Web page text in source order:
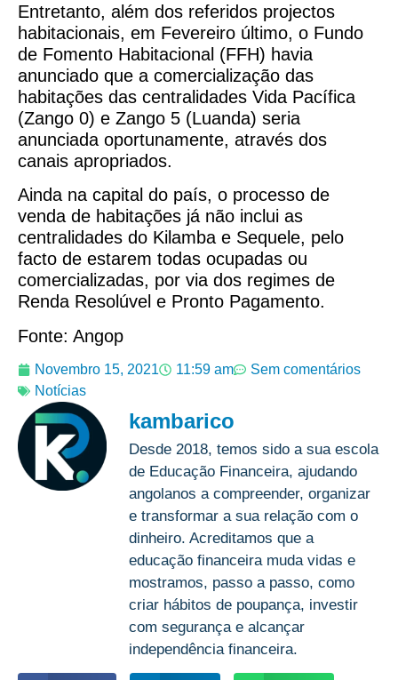
Entretanto, além dos referidos projectos
habitacionais, em Fevereiro último, o Fundo
de Fomento Habitacional (FFH) havia
anunciado que a comercialização das
habitações das centralidades Vida Pacífica
(Zango 0) e Zango 5 (Luanda) seria
anunciada oportunamente, através dos
canais apropriados.
Ainda na capital do país, o processo de
venda de habitações já não inclui as
centralidades do Kilamba e Sequele, pelo
facto de estarem todas ocupadas ou
comercializadas, por via dos regimes de
Renda Resolúvel e Pronto Pagamento.
Fonte: Angop
Novembro 15, 2021 11:59 am
Sem comentários
Notícias
kambarico
Desde 2018, temos sido a sua escola
de Educação Financeira, ajudando
angolanos a compreender, organizar
e transformar a sua relação com o
dinheiro. Acreditamos que a
educação financeira muda vidas e
mostramos, passo a passo, como
criar hábitos de poupança, investir
com segurança e alcançar
independência financeira.